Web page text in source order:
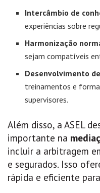
Intercâmbio de
experiências sobre
Harmonização
sejam compatíveis
Desenvolvimento
treinamentos e
supervisores.
Além disso, a ASEL
importante na
incluir a arbitragem
e segurados. Isso
rápida e eficiente